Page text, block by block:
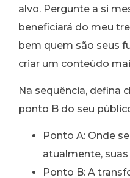
alvo. Pergunte a si
beneficiará do meu
bem quem são seus
criar um conteúdo
Na sequência, defina
ponto B do seu
Ponto A: Onde
atualmente,
Ponto B: A